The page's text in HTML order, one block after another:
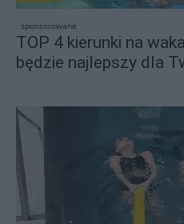
sponsorowane
TOP 4 kierunki na
będzie najlepszy dla